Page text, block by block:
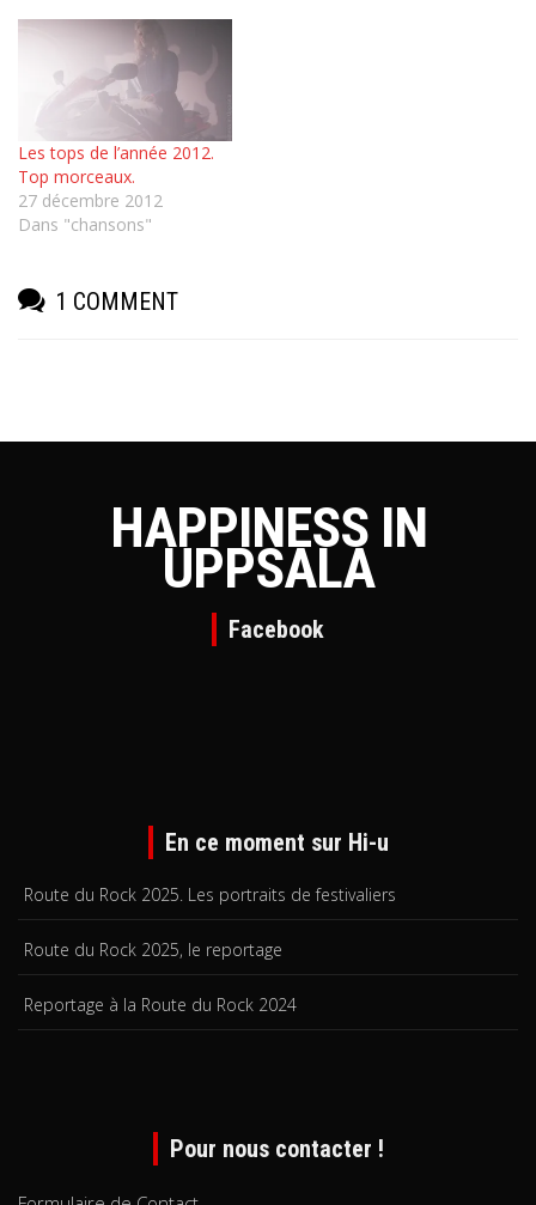
Les tops de l’année 2012.
Top morceaux.
27 décembre 2012
Dans "chansons"
1 COMMENT
HAPPINESS IN
UPPSALA
Facebook
En ce moment sur Hi-u
Route du Rock 2025. Les portraits de festivaliers
Route du Rock 2025, le reportage
Reportage à la Route du Rock 2024
Pour nous contacter !